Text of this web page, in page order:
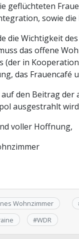
geflüchteten
sowie
die Wichtigkeit
das offene
(der in
das Frauencafé
den Beitrag der
ausgestrahlt
voller Hoffnung,
Wohnzimmer
#WDR